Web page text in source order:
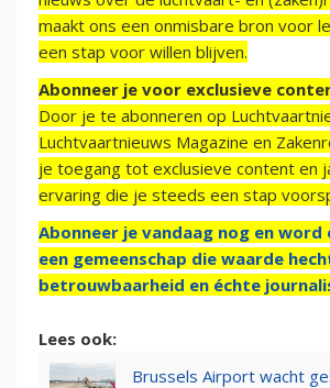
maakt ons een onmisbare bron voor
een stap voor willen blijven.
Abonneer je voor exclusieve
Door je te abonneren op
Luchtvaartnieuws Magazine en
je toegang tot exclusieve content en
ervaring die je steeds een stap
Abonneer je vandaag nog en word
een gemeenschap die waarde
betrouwbaarheid en échte
Lees ook:
Brussels Airport wacht